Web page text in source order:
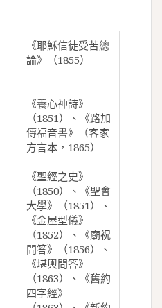
《耶穌信徒受苦總
論》（1855）
《養心神詩》
（1851）、《路加
傳福音書》（客家
方言本，1865）
《聖經之史》
（1850）、《聖會
大學》（1851）、
《金屋型儀》
（1852）、《廟祝
問答》（1856）、
《堪輿問答》
（1863）、《舊約
四字經》